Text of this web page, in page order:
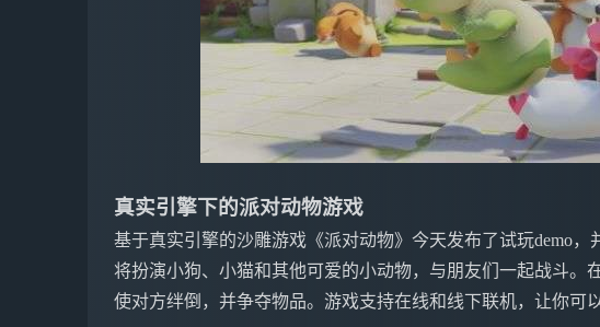
真实引擎下的派对动物游戏
基于真实引擎的沙雕游戏《派对动物》今天发布了试玩demo，
将扮演小狗、小猫和其他可爱的小动物，与朋友们一起战斗。
使对方绊倒，并争夺物品。游戏支持在线和线下联机，让你可